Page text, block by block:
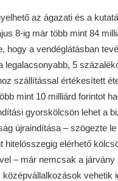
az ágazati és a
8-ig már több mint 84
hogy a vendéglátásban
legalacsonyabb, 5
szállítással értékesített
mint 10 milliárd forintot
gyorskölcsön lehet a
újraindítása – szögezte le
hitelösszegig elérhető
– már nemcsak a
vehetik